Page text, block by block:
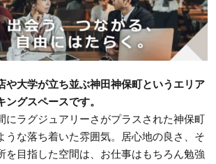
や大学が立ち並ぶ神田神保町というエリア
グスペースです。
にラグジュアリーさがプラスされた神保町
うな落ち着いた雰囲気。居心地の良さ、そ
を目指した空間は、お仕事はもちろん勉強